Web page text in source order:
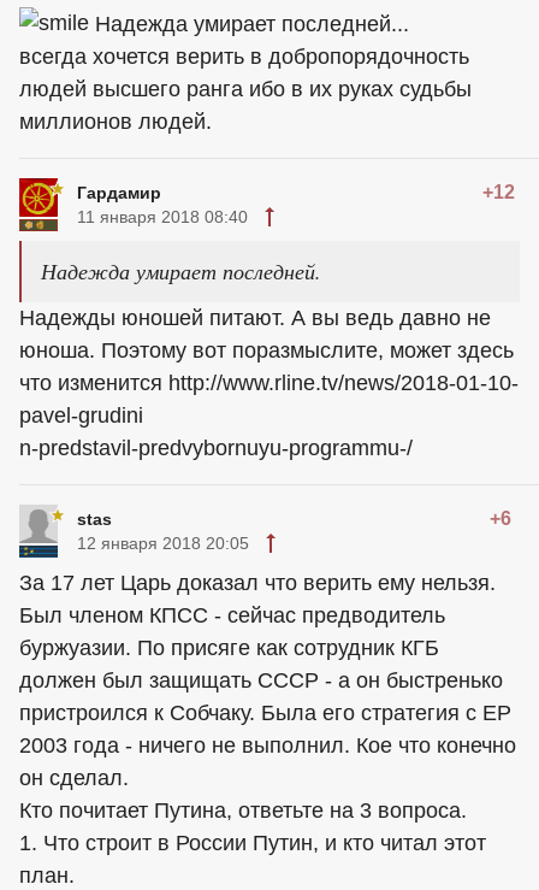
Надежда умирает последней...
всегда хочется верить в добропорядочность
людей высшего ранга ибо в их руках судьбы
миллионов людей.
Гардамир +12
11 января 2018 08:40
Надежда умирает последней.
Надежды юношей питают. А вы ведь давно не
юноша. Поэтому вот поразмыслите, может здесь
что изменится http://www.rline.tv/news/2018-01-10-
pavel-grudini
n-predstavil-predvybornuyu-programmu-/
stas +6
12 января 2018 20:05
За 17 лет Царь доказал что верить ему нельзя.
Был членом КПСС - сейчас предводитель
буржуазии. По присяге как сотрудник КГБ
должен был защищать СССР - а он быстренько
пристроился к Собчаку. Была его стратегия с ЕР
2003 года - ничего не выполнил. Кое что конечно
он сделал.
Кто почитает Путина, ответьте на 3 вопроса.
1. Что строит в России Путин, и кто читал этот
план.